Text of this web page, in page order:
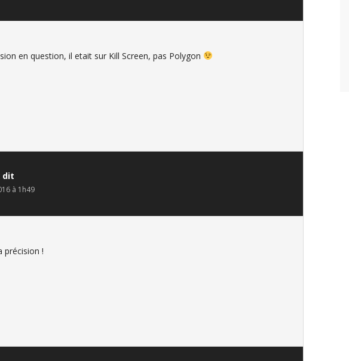
en question, il etait sur Kill Screen, pas Polygon
dit
à 1h49
précision !